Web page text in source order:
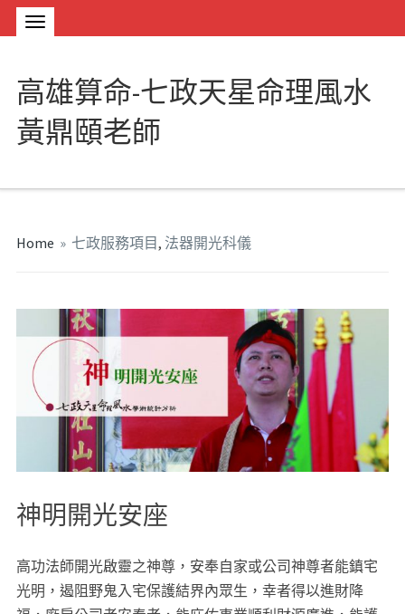
高雄算命-七政天星命理風水
黃鼎頤老師
Home » 七政服務項目 , 法器開光科儀
神明開光安座
高功法師開光啟靈之神尊，安奉自家或公司神尊者能鎮宅
光明，遏阻野鬼入宅保護結界內眾生，幸者得以進財降